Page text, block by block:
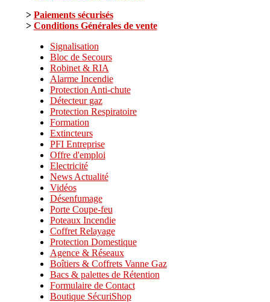
> Paiements sécurisés
> Conditions Générales de vente
Signalisation
Bloc de Secours
Robinet & RIA
Alarme Incendie
Protection Anti-chute
Détecteur gaz
Protection Respiratoire
Formation
Extincteurs
PFI Entreprise
Offre d'emploi
Electricité
News Actualité
Vidéos
Désenfumage
Porte Coupe-feu
Poteaux Incendie
Coffret Relayage
Protection Domestique
Agence & Réseaux
Boîtiers & Coffrets Vanne Gaz
Bacs & palettes de Rétention
Formulaire de Contact
Boutique SécuriShop